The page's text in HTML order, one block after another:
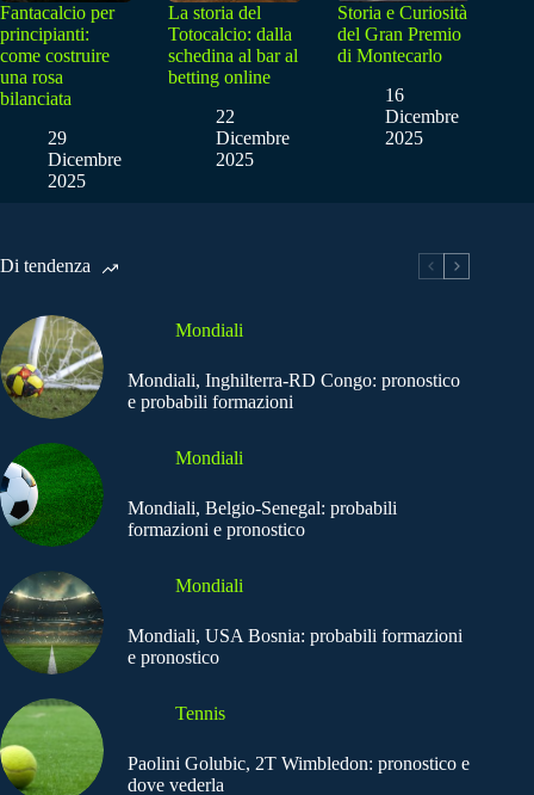
Fantacalcio per
principianti:
come costruire
una rosa
bilanciata
29
Dicembre
2025
La storia del
Totocalcio: dalla
schedina al bar al
betting online
22
Dicembre
2025
Storia e Curiosità
del Gran Premio
di Montecarlo
16
Dicembre
2025
Di tendenza
Mondiali
Mondiali, Inghilterra-RD Congo: pronostico
e probabili formazioni
Mondiali
Mondiali, Belgio-Senegal: probabili
formazioni e pronostico
Mondiali
Mondiali, USA Bosnia: probabili formazioni
e pronostico
Tennis
Paolini Golubic, 2T Wimbledon: pronostico e
dove vederla